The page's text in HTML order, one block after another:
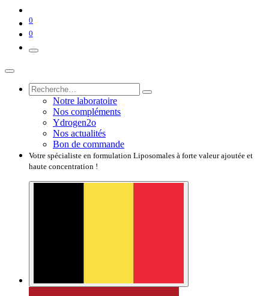
0
0
Notre laboratoire
Nos compléments
Ydrogen2o
Nos actualités
Bon de commande
Votre spécialiste en formulation Liposomales à forte valeur ajoutée et
haute concentration !